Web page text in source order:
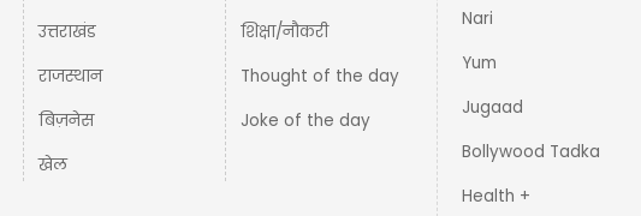
उत्तराखंड
राजस्थान
बिज़नेस
खेल
शिक्षा/नौकरी
Thought of the day
Joke of the day
Nari
Yum
Jugaad
Bollywood Tadka
Health +